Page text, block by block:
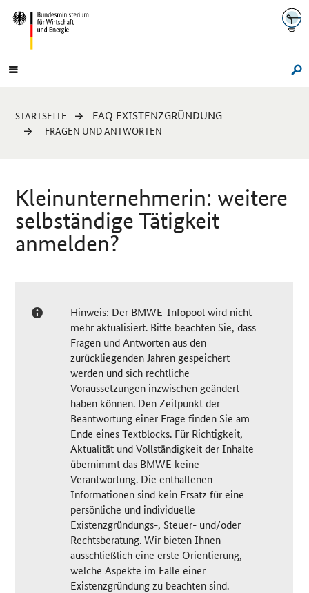
Navigation
Hauptmenü
Sie
sind
STARTSEITE FAQ EXISTENZGRÜNDUNG
FRAGEN UND ANTWORTEN
Kleinunternehmerin: weitere
selbständige Tätigkeit
anmelden?
Hinweis: Der BMWE-Infopool wird nicht
mehr aktualisiert. Bitte beachten Sie, dass
Fragen und Antworten aus den
zurückliegenden Jahren gespeichert
werden und sich rechtliche
Voraussetzungen inzwischen geändert
haben können. Den Zeitpunkt der
Beantwortung einer Frage finden Sie am
Ende eines Textblocks. Für Richtigkeit,
Aktualität und Vollständigkeit der Inhalte
übernimmt das BMWE keine
Verantwortung. Die enthaltenen
Informationen sind kein Ersatz für eine
persönliche und individuelle
Existenzgründungs-, Steuer- und/oder
Rechtsberatung. Wir bieten Ihnen
ausschließlich eine erste Orientierung,
welche Aspekte im Falle einer
Existenzgründung zu beachten sind.